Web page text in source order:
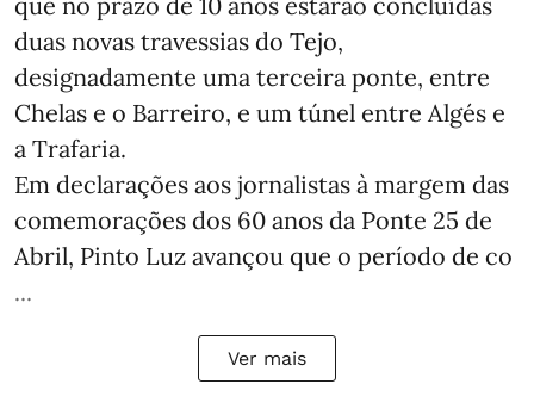
duas novas travessias do Tejo,
designadamente uma terceira ponte, entre
Chelas e o Barreiro, e um túnel entre Algés e
a Trafaria.
Em declarações aos jornalistas à margem das
comemorações dos 60 anos da Ponte 25 de
Abril, Pinto Luz avançou que o período de co
...
Ver mais